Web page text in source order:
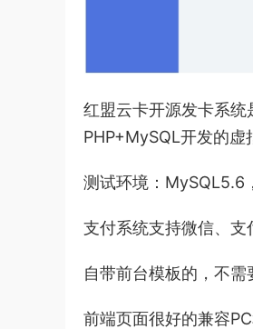
红盟云卡开源发卡系
PHP+MySQL开发的虚
测试环境：MySQL5.6
支付系统支持微信、
自带前台模板的，不
前端页面很好的兼容